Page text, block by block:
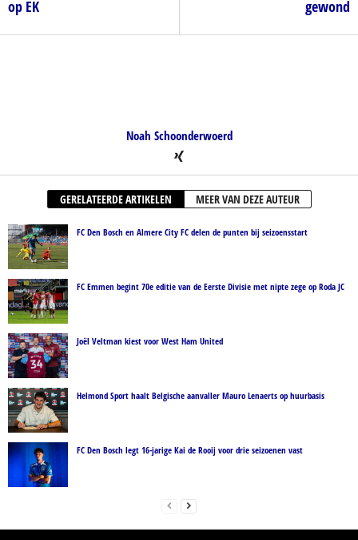
op EK
gewond
Noah Schoonderwoerd
GERELATEERDE ARTIKELEN MEER VAN DEZE AUTEUR
FC Den Bosch en Almere City FC delen de punten bij seizoensstart
FC Emmen begint 70e editie van de Eerste Divisie met nipte zege op Roda JC
Joël Veltman kiest voor West Ham United
Helmond Sport haalt Belgische aanvaller Mauro Lenaerts op huurbasis
FC Den Bosch legt 16-jarige Kai de Rooij voor drie seizoenen vast